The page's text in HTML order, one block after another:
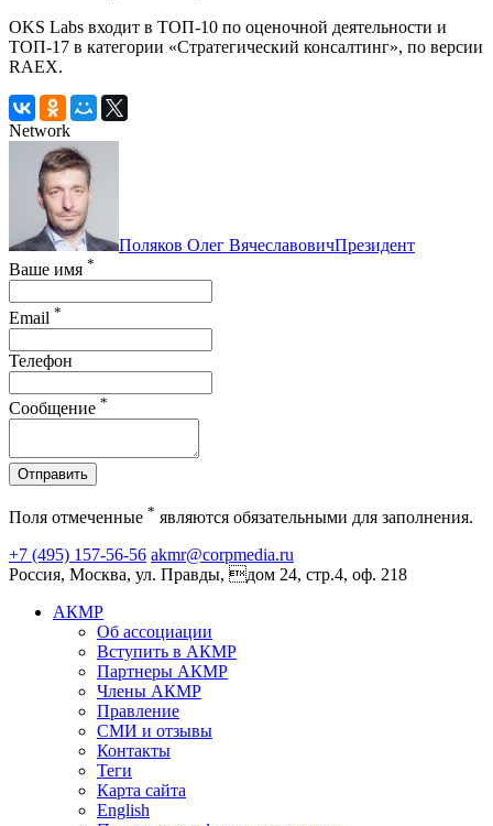
OKS Labs входит в ТОП-10 по оценочной деятельности и
ТОП-17 в категории «Стратегический консалтинг», по версии
RAEX.
Network
Поляков Олег ВячеславовичПрезидент
Ваше имя *
Email *
Телефон
Сообщение *
Отправить
Поля отмеченные * являются обязательными для заполнения.
+7 (495) 157-56-56 akmr@corpmedia.ru
Россия, Москва, ул. Правды, дом 24, стр.4, оф. 218
АКМР
Об ассоциации
Вступить в АКМР
Партнеры АКМР
Члены АКМР
Правление
СМИ и отзывы
Контакты
Теги
Карта сайта
English